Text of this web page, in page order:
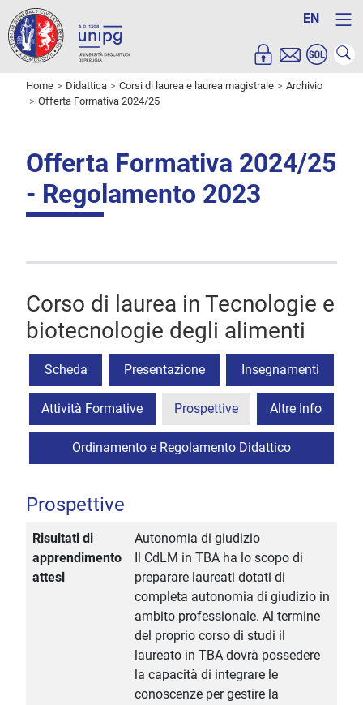
EN
Home Didattica Corsi di laurea e laurea magistrale
Archivio
Offerta Formativa 2024/25
Offerta Formativa 2024/25
- Regolamento 2023
Corso di laurea in Tecnologie e
biotecnologie degli alimenti
Scheda Presentazione Insegnamenti
Attività Formative Prospettive Altre Info
Ordinamento e Regolamento Didattico
Prospettive
Risultati di
apprendimento
attesi
Autonomia di giudizio
Il CdLM in TBA ha lo scopo di
preparare laureati dotati di
completa autonomia di giudizio in
ambito professionale. Al termine
del proprio corso di studi il
laureato in TBA dovrà possedere
la capacità di integrare le
conoscenze per gestire la